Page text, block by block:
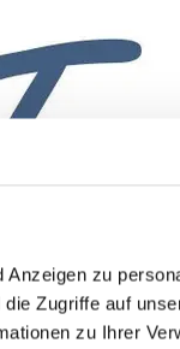
zu
Zugriffe auf
zu Ihrer